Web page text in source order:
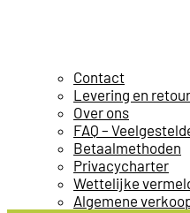
Contact
Levering en
Over ons
FAQ –
Betaalmethoden
Privacycharter
Wettelijke
Algemene